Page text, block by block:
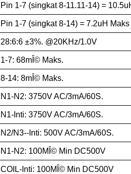
Pin 1-7 (singkat 8-11.11-14) =
Pin 1-7 (singkat 8-14) = 7.2uH
28:6:6 ±3%. @20KHz/1.0V
1-7: 68mÎ© Maks.
8-14: 8mÎ© Maks.
N1-N2: 3750V AC/3mA/60S.
N1-Inti: 3750V AC/3mA/60S.
N2/N3--Inti: 500V AC/3mA/60S.
N1-N2: 100MÎ© Min DC500V
COIL-Inti: 100MÎ© Min DC500V